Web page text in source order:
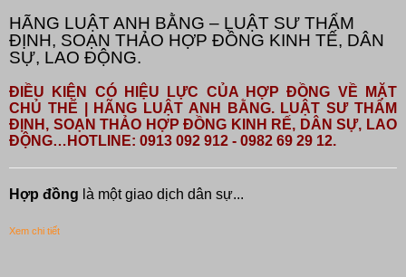
HÃNG LUẬT ANH BẰNG – LUẬT SƯ THẨM
ĐỊNH, SOẠN THẢO HỢP ĐỒNG KINH TẾ, DÂN
SỰ, LAO ĐỘNG.
ĐIỀU KIỆN CÓ HIỆU LỰC CỦA HỢP ĐỒNG VỀ MẶT
CHỦ THỂ | HÃNG LUẬT ANH BẰNG. LUẬT SƯ THẨM
ĐỊNH, SOẠN THẢO HỢP ĐỒNG KINH RẾ, DÂN SỰ, LAO
ĐỘNG…HOTLINE: 0913 092 912 - 0982 69 29 12.
Hợp đồng là một giao dịch dân sự...
Xem chi tiết